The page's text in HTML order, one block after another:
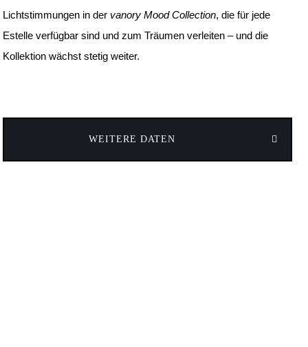
Lichtstimmungen in dervanory Mood Collection, die für jede
Estelle verfügbar sind und zum Träumen verleiten – und die
Kollektion wächst stetig weiter.
WEITERE DATEN